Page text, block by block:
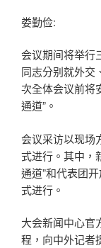
娄勤俭:
会议期间将举行
同志分别就外交
次全体会议前将
通道”。
会议采访以现场
式进行。其中，
通道”和代表团
式进行。
大会新闻中心官
程，向中外记者